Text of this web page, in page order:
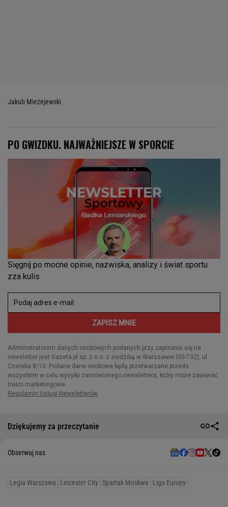
Jakub Mieżejewski
Dziękujemy za przeczytanie
Obserwuj nas
Legia Warszawa Leicester City Spartak Moskwa Liga Europy